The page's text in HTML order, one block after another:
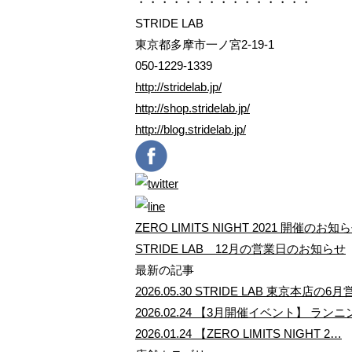
STRIDE LAB
東京都多摩市一ノ宮2-19-1
050-1229-1339
http://stridelab.jp/
http://shop.stridelab.jp/
http://blog.stridelab.jp/
ZERO LIMITS NIGHT 2021 開催のお知
STRIDE LAB 12月の営業日のお知らせ
最新の記事
2026.05.30 STRIDE LAB 東京本店の6月
2026.02.24
【3月開催イベント】 ラン
2026.01.24
【ZERO LIMITS NIGHT 2…